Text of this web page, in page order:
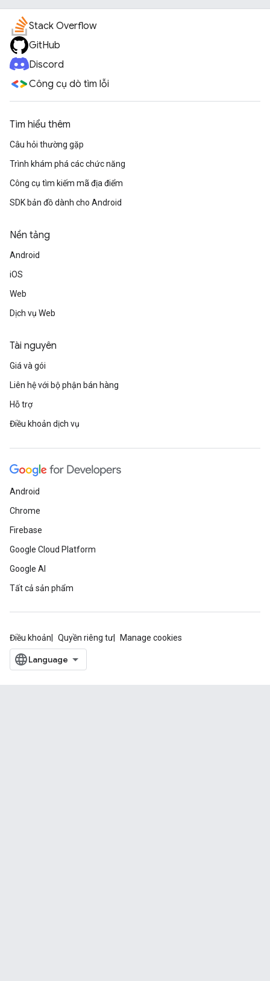
Stack Overflow
GitHub
Discord
Công cụ dò tìm lỗi
Tìm hiểu thêm
Câu hỏi thường gặp
Trình khám phá các chức năng
Công cụ tìm kiếm mã địa điểm
SDK bản đồ dành cho Android
Nền tảng
Android
iOS
Web
Dịch vụ Web
Tài nguyên
Giá và gói
Liên hệ với bộ phận bán hàng
Hỗ trợ
Điều khoản dịch vụ
Android
Chrome
Firebase
Google Cloud Platform
Google AI
Tất cả sản phẩm
Điều khoản Quyền riêng tư Manage cookies